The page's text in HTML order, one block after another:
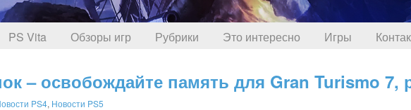
PS Vita Обзоры игр Рубрики Это интересно Игры
– освобождайте память для Gran Turismo 7,
PS4, Новости PS5